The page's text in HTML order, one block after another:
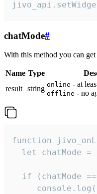
chatMode#
With this method you can
Name Type
result string online - at
offline - no
function
let chatMode =
if (chatMode